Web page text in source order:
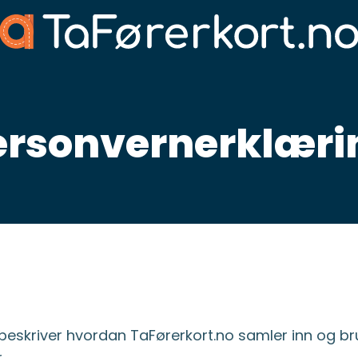
hvordan TaFørerkort.no samler inn og